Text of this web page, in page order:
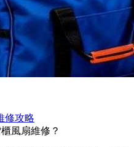
修攻略
風扇維修？